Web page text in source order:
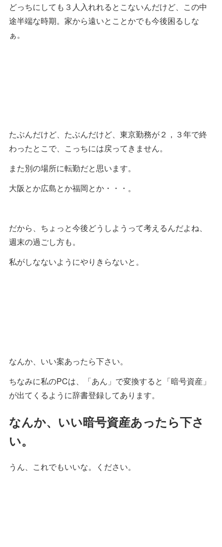
どっちにしても３人入れれるとこないんだけど、この中
途半端な時期。家から遠いとことかでも今後困るしな
ぁ。
たぶんだけど、たぶんだけど、東京勤務が２，３年で終
わったとこで、こっちには戻ってきません。
また別の場所に転勤だと思います。
大阪とか広島とか福岡とか・・・。
だから、ちょっと今後どうしようって考えるんだよね、
週末の過ごし方も。
私がしなないようにやりきらないと。
なんか、いい案あったら下さい。
ちなみに私のPCは、「あん」で変換すると「暗号資産」
が出てくるように辞書登録してあります。
なんか、いい暗号資産あったら下さ
い。
うん、これでもいいな。ください。